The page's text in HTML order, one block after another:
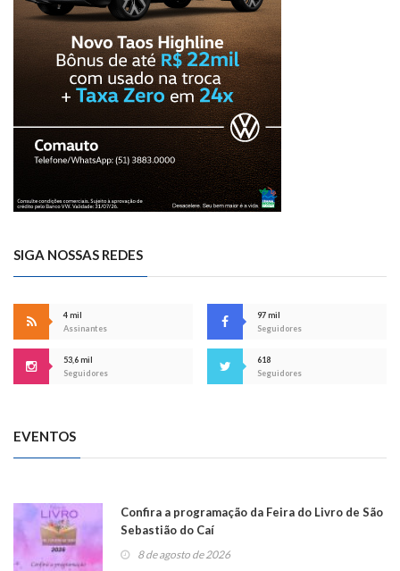
SIGA NOSSAS REDES
4 mil
Assinantes
97 mil
Seguidores
53,6 mil
Seguidores
618
Seguidores
EVENTOS
Confira a programação da Feira do Livro de São
Sebastião do Caí
8 de agosto de 2026